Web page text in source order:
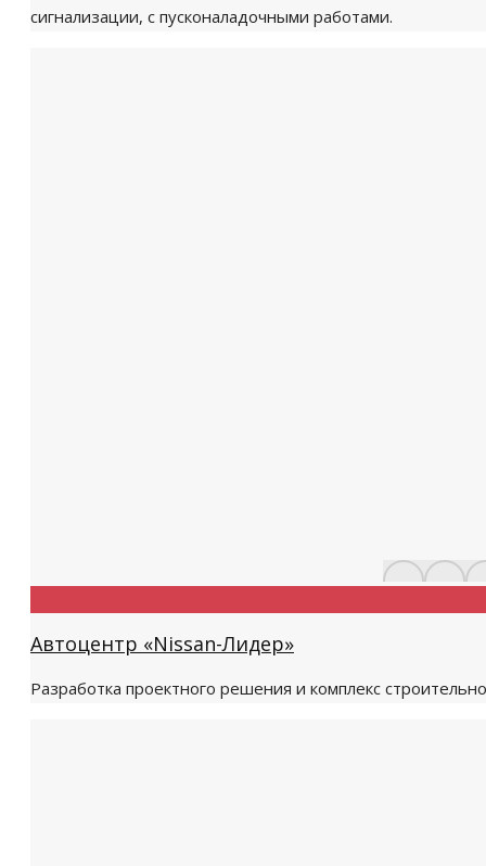
сигнализации, с пусконаладочными работами.
Автоцентр «Nissan-Лидер»
Разработка проектного решения и комплекс